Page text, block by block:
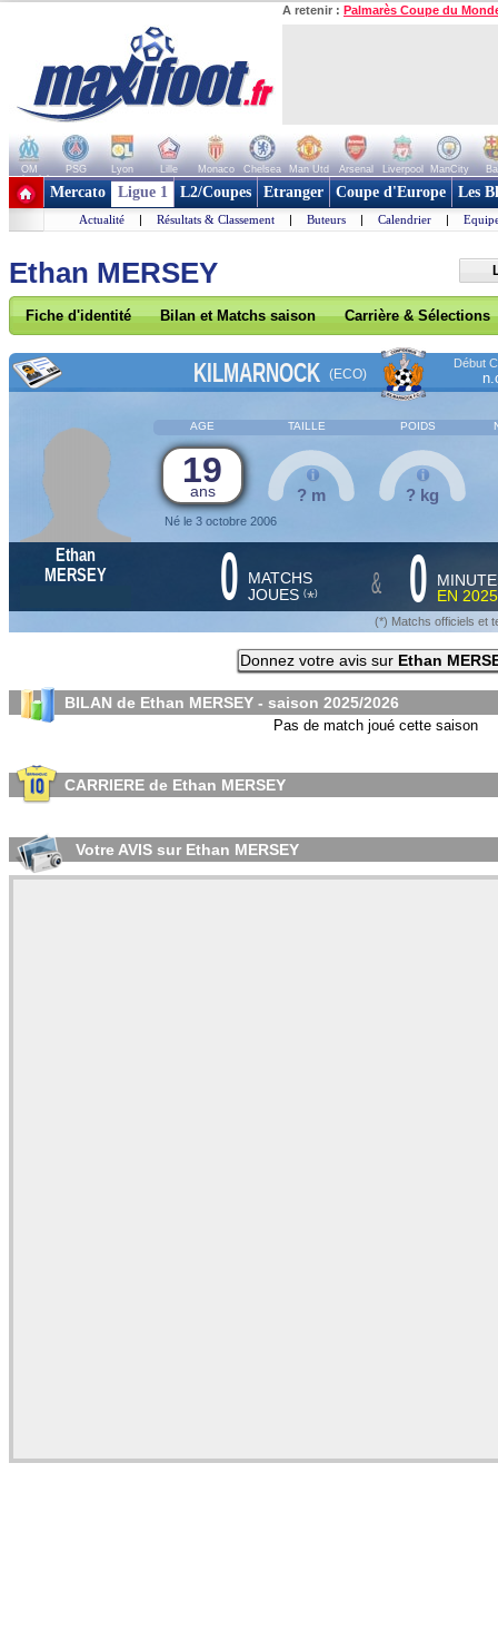
A retenir : Palmarès Coupe du
OM PSG Lyon Lille Monaco Chelsea Man Utd Arsenal Liverpool ManCity
+ de clubs
Mercato Ligue 1 L2/Coupes Etranger Coupe d'Europe Les
Actualité | Résultats & Classement | Buteurs | Calendrier |
Ethan MERSEY
Fiche d'identité Bilan et Matchs saison Carrière & Sélections
KILMARNOCK (ECO)
Début
AGE TAILLE POIDS
19
ans
Né le 3 octobre 2006
? m ? kg
Ethan
MERSEY
0 MATCHS
JOUES (*) & 0
EN
(*) Matchs officiels et
Donnez votre avis sur Ethan
BILAN de Ethan MERSEY - saison 2025/2026
Pas de match joué cette saison
CARRIERE de Ethan MERSEY
Votre AVIS sur Ethan MERSEY